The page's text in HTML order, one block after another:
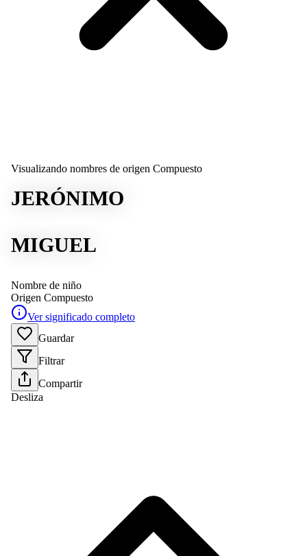
Visualizando nombres de origen Compuesto
JERÓNIMO
MIGUEL
Nombre de niño
Origen Compuesto
Ver significado completo
Guardar
Filtrar
Compartir
Desliza